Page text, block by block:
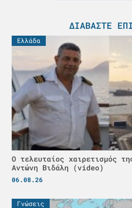
ΔΙΑΒΆΣΤΕ
Ελλάδα
Ο τελευταίος χαιρετισμός
Αντώνη Βιδάλη (video)
06.08.26
Γνώσεις